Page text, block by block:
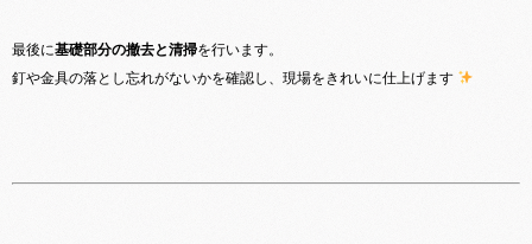
最後に基礎部分の撤去と清掃を行います。
釘や金具の落とし忘れがないかを確認し、現場をきれいに仕上げます